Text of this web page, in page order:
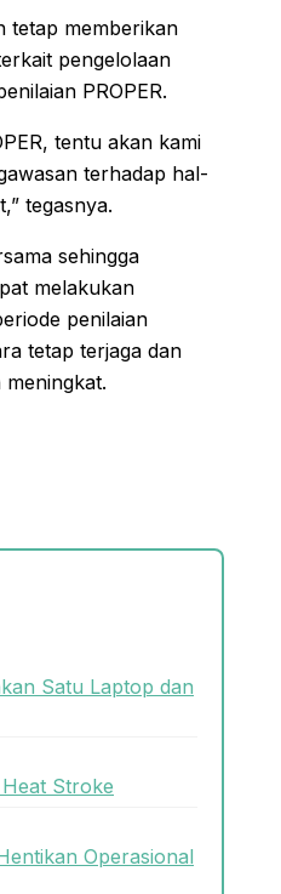
tetap memberikan
pengelolaan
PROPER.
tentu akan kami
terhadap hal-
tegasnya.
sehingga
melakukan
penilaian
tetap terjaga dan
Satu Laptop dan
Stroke
Operasional